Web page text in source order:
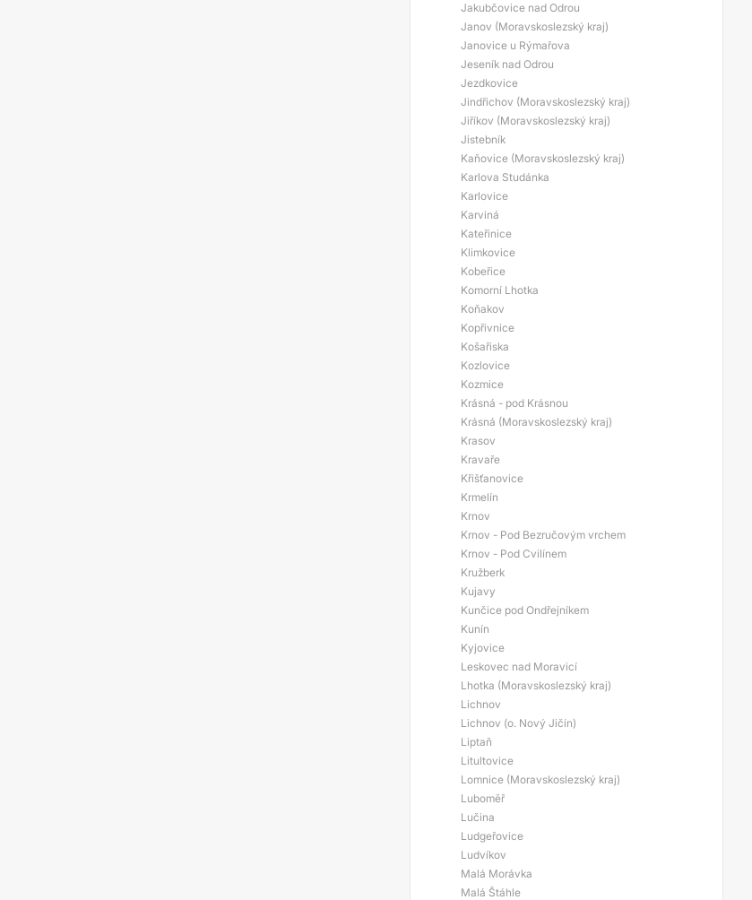
Jakubčovice nad Odrou
Janov (Moravskoslezský kraj)
Janovice u Rýmařova
Jeseník nad Odrou
Jezdkovice
Jindřichov (Moravskoslezský kraj)
Jiříkov (Moravskoslezský kraj)
Jistebník
Kaňovice (Moravskoslezský kraj)
Karlova Studánka
Karlovice
Karviná
Kateřinice
Klimkovice
Kobeřice
Komorní Lhotka
Koňakov
Kopřivnice
Košařiska
Kozlovice
Kozmice
Krásná - pod Krásnou
Krásná (Moravskoslezský kraj)
Krasov
Kravaře
Křišťanovice
Krmelín
Krnov
Krnov - Pod Bezručovým vrchem
Krnov - Pod Cvilínem
Kružberk
Kujavy
Kunčice pod Ondřejníkem
Kunín
Kyjovice
Leskovec nad Moravicí
Lhotka (Moravskoslezský kraj)
Lichnov
Lichnov (o. Nový Jičín)
Liptaň
Litultovice
Lomnice (Moravskoslezský kraj)
Luboměř
Lučina
Ludgeřovice
Ludvíkov
Malá Morávka
Malá Štáhle